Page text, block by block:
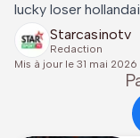
lucky loser
Starcasinotv
Redaction
Mis à jour le 31 mai 2026